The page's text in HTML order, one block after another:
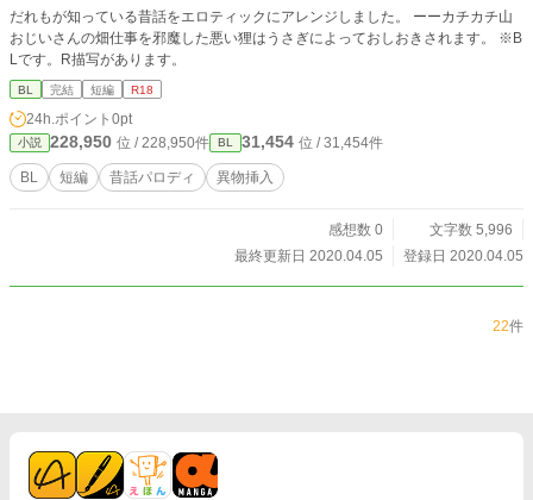
だれもが知っている昔話をエロティックにアレンジしました。 ーーカチカチ山
おじいさんの畑仕事を邪魔した悪い狸はうさぎによっておしおきされます。 ※B
Lです。R描写があります。
BL 完結 短編 R18
24h.ポイント 0pt
小説 228,950 位 / 228,950件 BL 31,454 位 / 31,454件
BL 短編 昔話パロディ 異物挿入
感想数 0
文字数 5,996
最終更新日 2020.04.05
登録日 2020.04.05
22件